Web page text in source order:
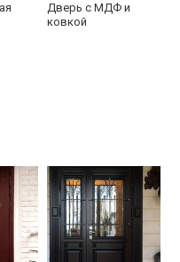
Дверь с МДФ и
ковкой